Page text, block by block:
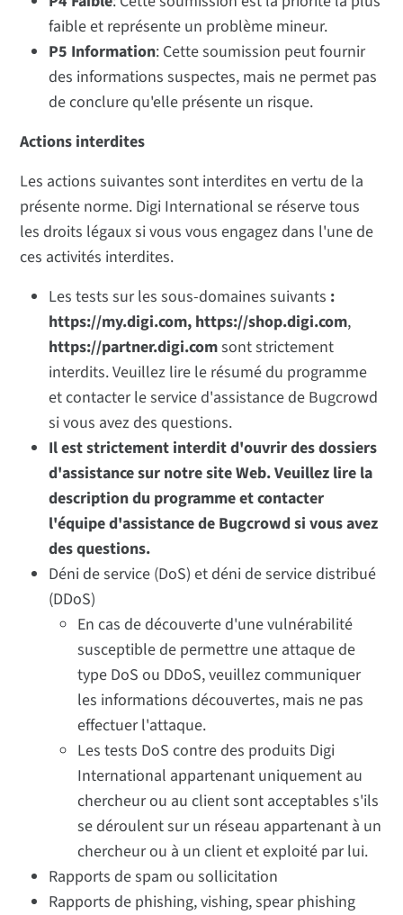
faible et représente un problème mineur.
P5 Information: Cette soumission peut fournir
des informations suspectes, mais ne permet pas
de conclure qu'elle présente un risque.
Actions interdites
Les actions suivantes sont interdites en vertu de la
présente norme. Digi International se réserve tous
les droits légaux si vous vous engagez dans l'une de
ces activités interdites.
Les tests sur les sous-domaines suivants :
https://my.digi.com, https://shop.digi.com,
https://partner.digi.comsont strictement
interdits. Veuillez lire le résumé du programme
et contacter le service d'assistance de Bugcrowd
si vous avez des questions.
Il est strictement interdit d'ouvrir des dossiers
d'assistance sur notre site Web. Veuillez lire la
description du programme et contacter
l'équipe d'assistance de Bugcrowd si vous avez
des questions.
Déni de service (DoS) et déni de service distribué
(DDoS)
En cas de découverte d'une vulnérabilité
susceptible de permettre une attaque de
type DoS ou DDoS, veuillez communiquer
les informations découvertes, mais ne pas
effectuer l'attaque.
Les tests DoS contre des produits Digi
International appartenant uniquement au
chercheur ou au client sont acceptables s'ils
se déroulent sur un réseau appartenant à un
chercheur ou à un client et exploité par lui.
Rapports de spam ou sollicitation
Rapports de phishing, vishing, spear phishing